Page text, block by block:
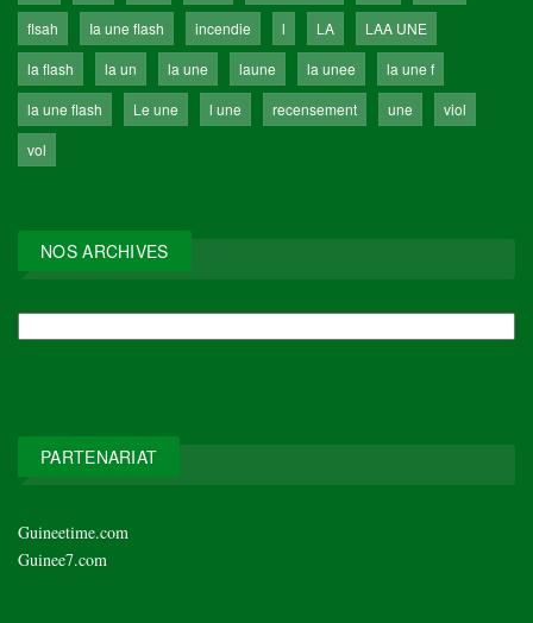
flsah
Ia une flash incendie l LA
LAA UNE
la flash
la un la une laune la unee
la une f
la une flash
Le une l une recensement une
viol
vol
NOS ARCHIVES
PARTENARIAT
Guineetime.com
Guinee7.com